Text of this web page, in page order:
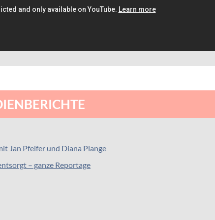
Jan Pfeifer und Diana Plange
– ganze Reportage